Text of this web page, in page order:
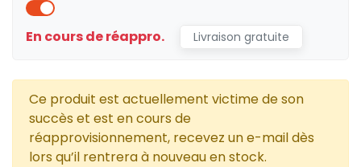
En cours de réappro. Livraison gratuite
Ce produit est actuellement victime de son
succès et est en cours de
réapprovisionnement, recevez un e-mail dès
lors qu’il rentrera à nouveau en stock.